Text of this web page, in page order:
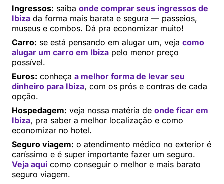
Ingressos: saiba onde comprar seus ingressos de
Ibiza da forma mais barata e segura — passeios,
museus e combos. Dá pra economizar muito!
Carro: se está pensando em alugar um, veja como
alugar um carro em Ibiza pelo menor preço
possível.
Euros: conheça a melhor forma de levar seu
dinheiro para Ibiza, com os prós e contras de cada
opção.
Hospedagem: veja nossa matéria de onde ficar em
Ibiza, pra saber a melhor localização e como
economizar no hotel.
Seguro viagem: o atendimento médico no exterior é
caríssimo e é super importante fazer um seguro.
Veja aqui como conseguir o melhor e mais barato
seguro viagem.